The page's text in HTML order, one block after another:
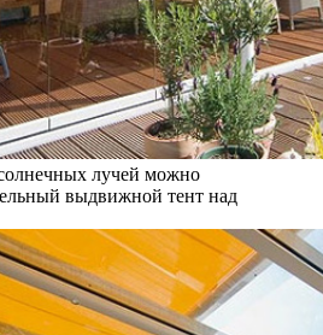
лучей можно
выдвижной тент над